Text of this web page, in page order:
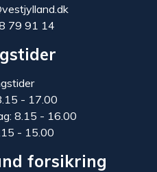
79 91 14
- 17.00
8.15 - 16.00
- 15.00
forsikring